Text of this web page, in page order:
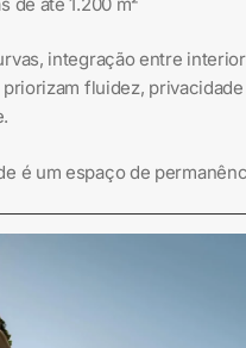
integração entre
fluidez,
é um espaço de